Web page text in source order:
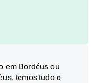
em Bordéus ou
temos tudo o